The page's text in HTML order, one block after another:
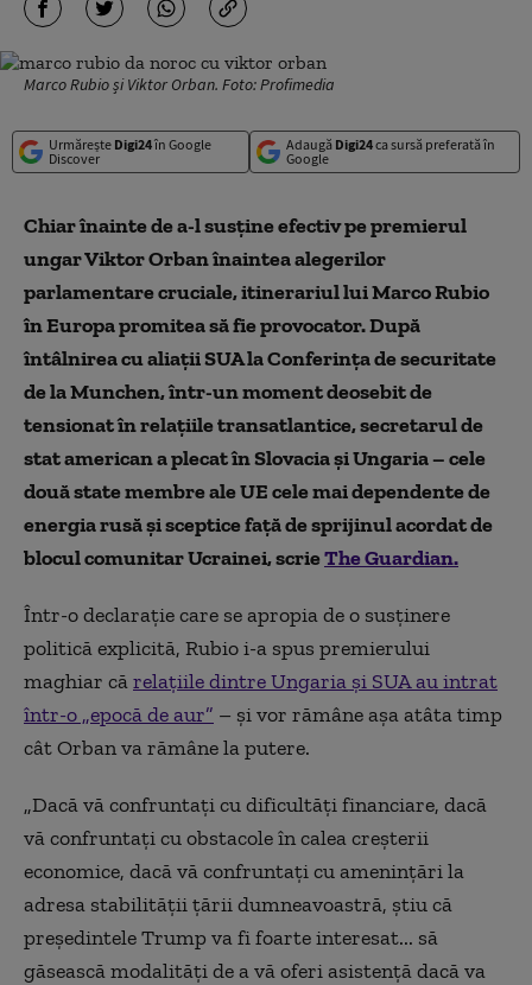
Marco Rubio și Viktor Orban. Foto: Profimedia
Urmărește Digi24în Google
Discover
Adaugă Digi24ca sursă preferată în
Google
Chiar înainte de a-l susține efectiv pe premierul
ungar Viktor Orban înaintea alegerilor
parlamentare cruciale, itinerariul lui Marco Rubio
în Europa promitea să fie provocator. După
întâlnirea cu aliații SUA la Conferința de securitate
de la Munchen, într-un moment deosebit de
tensionat în relațiile transatlantice, secretarul de
stat american a plecat în Slovacia și Ungaria – cele
două state membre ale UE cele mai dependente de
energia rusă și sceptice față de sprijinul acordat de
blocul comunitar Ucrainei, scrieThe Guardian.
Într-o declarație care se apropia de o susținere
politică explicită, Rubio i-a spus premierului
maghiar cărelațiile dintre Ungaria și SUA au intrat
într-o „epocă de aur” – și vor rămâne așa atâta timp
cât Orban va rămâne la putere.
„Dacă vă confruntați cu dificultăți financiare, dacă
vă confruntați cu obstacole în calea creșterii
economice, dacă vă confruntați cu amenințări la
adresa stabilității țării dumneavoastră, știu că
președintele Trump va fi foarte interesat... să
găsească modalități de a vă oferi asistență dacă va